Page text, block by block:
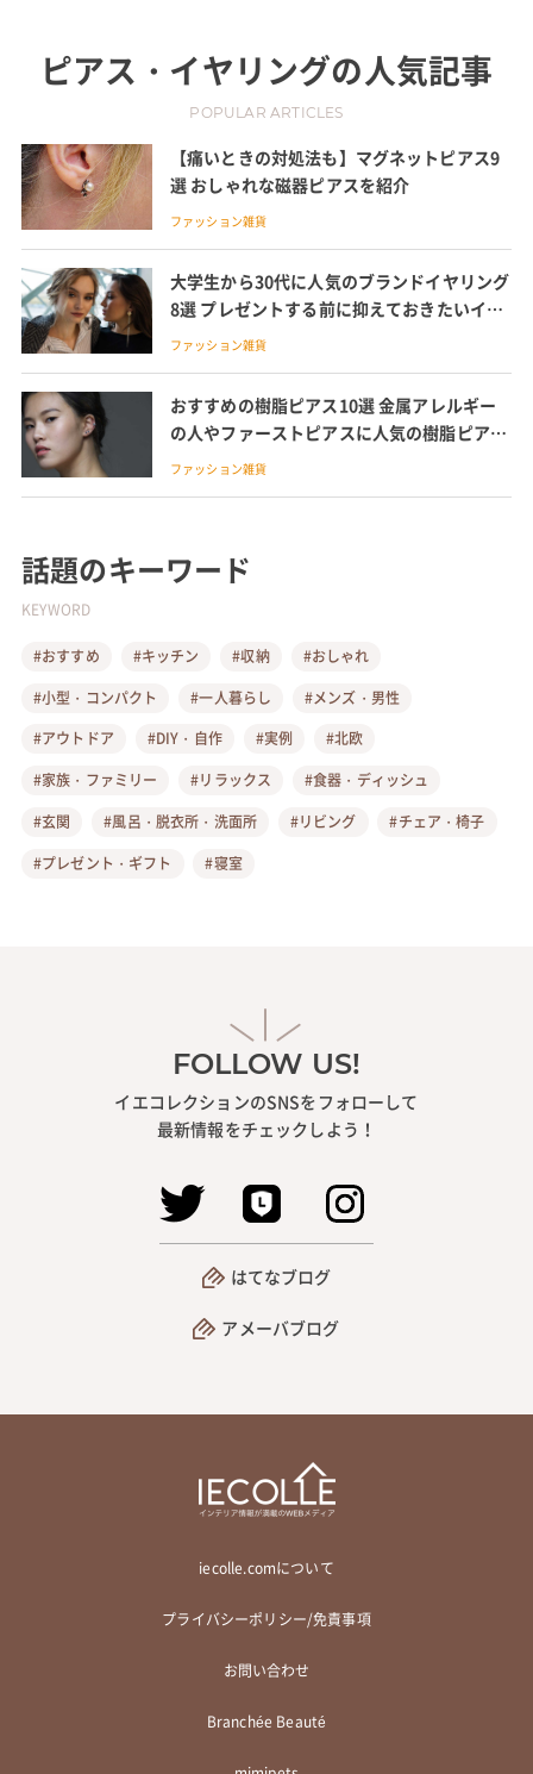
ピアス・イヤリングの人気記事
POPULAR ARTICLES
【痛いときの対処法も】マグネットピアス9
選 おしゃれな磁器ピアスを紹介
ファッション雑貨
大学生から30代に人気のブランドイヤリング
8選 プレゼントする前に抑えておきたいイヤ
リングとピアスの違い、留め具の種類も解説
ファッション雑貨
おすすめの樹脂ピアス10選 金属アレルギー
の人やファーストピアスに人気の樹脂ピアス
を紹介
ファッション雑貨
話題のキーワード
KEYWORD
#おすすめ #キッチン #収納
#おしゃれ
#小型・コンパクト
#一人暮らし
#メンズ・男性
#アウトドア
#DIY・自作 #実例
#北欧
#家族・ファミリー
#リラックス
#食器・ディッシュ
#玄関
#風呂・脱衣所・洗面所 #リビング
#チェア・椅子
#プレゼント・ギフト
#寝室
FOLLOW US!
イエコレクションのSNSをフォローして
最新情報をチェックしよう！
はてなブログ
アメーバブログ
iecolle.comについて
プライバシーポリシー/免責事項
お問い合わせ
Branchée Beauté